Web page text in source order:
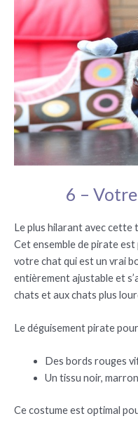
6 –
Le plus hilarant avec cette
Cet ensemble de pirate
votre chat qui est un vrai
entièrement ajustable et
chats et aux chats plus
Le déguisement pirate
Des bords rouges
Un tissu noir,
Ce costume est optimal